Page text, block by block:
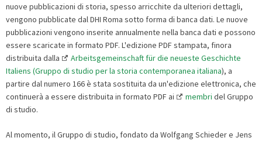
nuove pubblicazioni di storia, spesso arricchite da ulteriori dettagli,
vengono pubblicate dal DHI Roma sotto forma di banca dati. Le nuove
pubblicazioni vengono inserite annualmente nella banca dati e possono
essere scaricate in formato PDF. L'edizione PDF stampata, finora
distribuita dalla
Arbeitsgemeinschaft für die neueste Geschichte
Italiens (Gruppo di studio per la storia contemporanea italiana), a
partire dal numero 166 è stata sostituita da un'edizione elettronica, che
continuerà a essere distribuita in formato PDF ai
membri del Gruppo
di studio.
Al momento, il Gruppo di studio, fondato da Wolfgang Schieder e Jens